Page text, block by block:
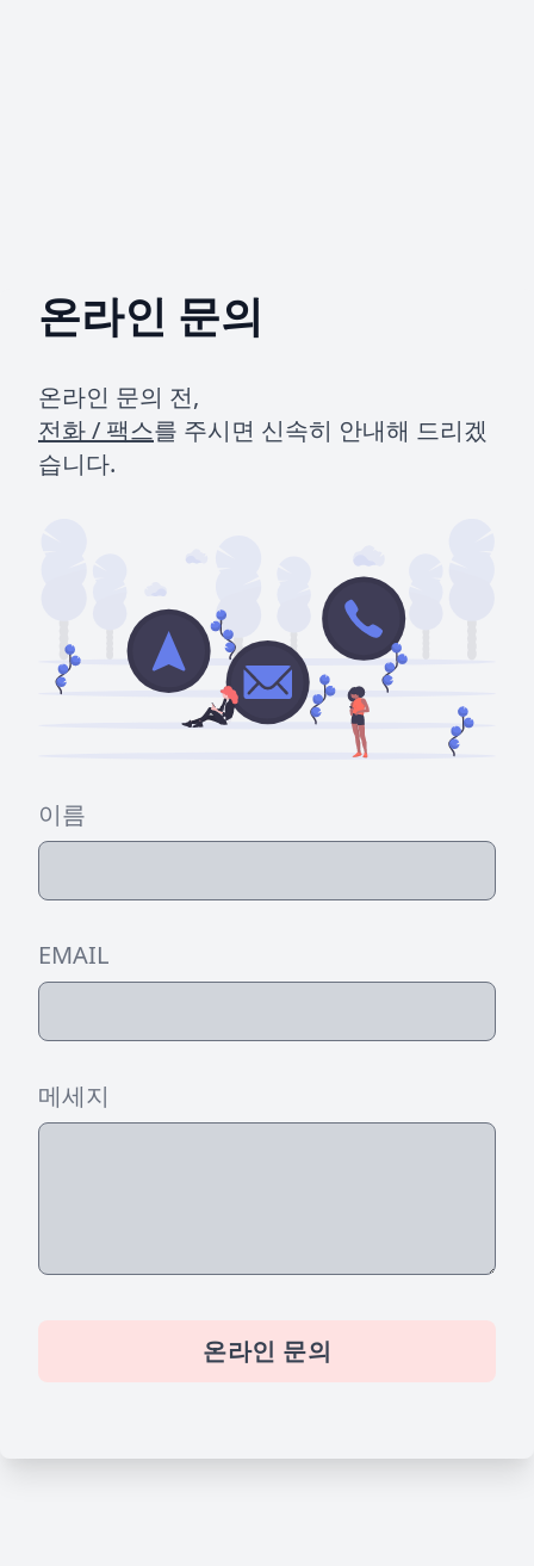
온라인 문의
온라인 문의 전,
전화 / 팩스를 주시면 신속히 안내해 드리겠
습니다.
이름
EMAIL
메세지
온라인 문의